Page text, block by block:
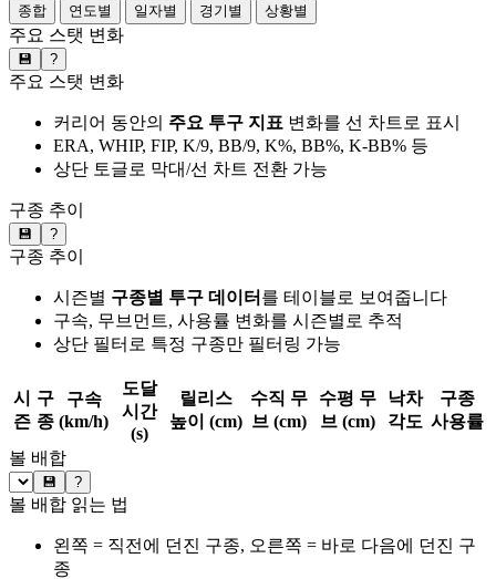
종합
연도별 일자별 경기별 상황별
주요 스탯 변화
💾 ?
주요 스탯 변화
커리어 동안의 주요 투구 지표 변화를 선 차트로 표시
ERA, WHIP, FIP, K/9, BB/9, K%, BB%, K-BB% 등
상단 토글로 막대/선 차트 전환 가능
구종 추이
💾 ?
구종 추이
시즌별 구종별 투구 데이터 를 테이블로 보여줍니다
구속, 무브먼트, 사용률 변화를 시즌별로 추적
상단 필터로 특정 구종만 필터링 가능
시
즌
구
종
구속
(km/h)
도달
시간
(s)
릴리스
높이 (cm)
수직 무
브 (cm)
수평 무
브 (cm)
낙차
각도
구종
사용률
볼 배합
💾 ?
볼 배합 읽는 법
왼쪽 = 직전에 던진 구종, 오른쪽 = 바로 다음에 던진 구
종